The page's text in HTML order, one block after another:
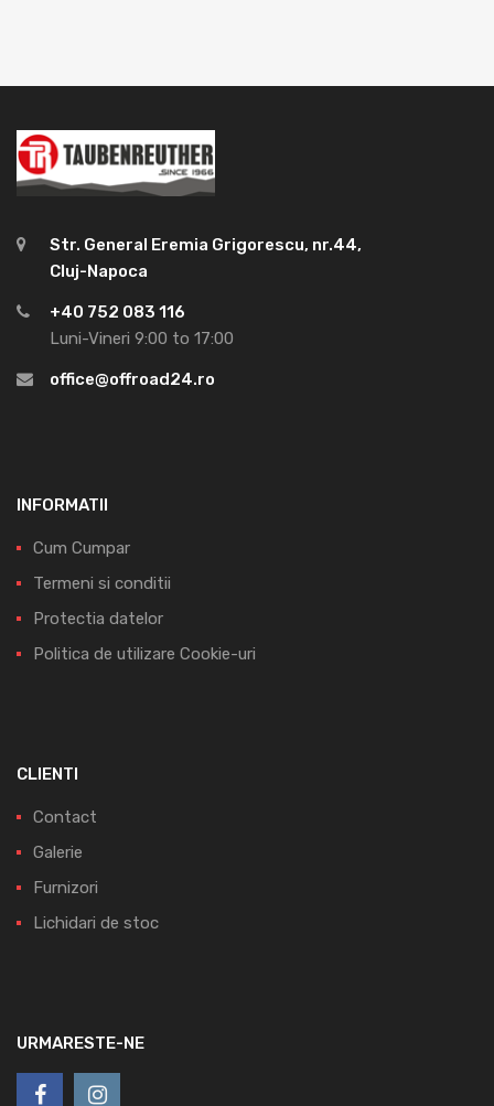
Str. General Eremia Grigorescu, nr.44,
Cluj-Napoca
+40 752 083 116
Luni-Vineri 9:00 to 17:00
office@offroad24.ro
INFORMATII
Cum Cumpar
Termeni si conditii
Protectia datelor
Politica de utilizare Cookie-uri
CLIENTI
Contact
Galerie
Furnizori
Lichidari de stoc
URMARESTE-NE